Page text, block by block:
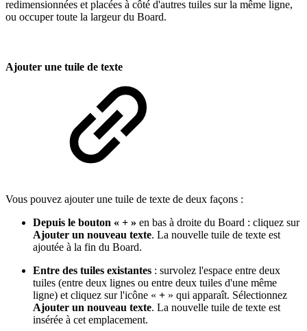
redimensionnées et placées à côté d'autres tuiles sur la même ligne,
ou occuper toute la largeur du Board.
Ajouter une tuile de texte
Vous pouvez ajouter une tuile de texte de deux façons :
Depuis le bouton « + » en bas à droite du Board : cliquez sur
Ajouter un nouveau texte. La nouvelle tuile de texte est
ajoutée à la fin du Board.
Entre des tuiles existantes : survolez l'espace entre deux
tuiles (entre deux lignes ou entre deux tuiles d'une même
ligne) et cliquez sur l'icône « + » qui apparaît. Sélectionnez
Ajouter un nouveau texte. La nouvelle tuile de texte est
insérée à cet emplacement.